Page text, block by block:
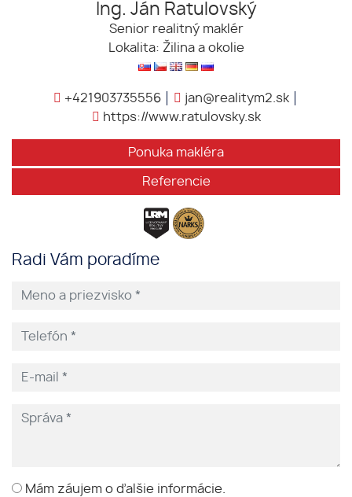
Ing. Ján Ratulovský
Senior realitný maklér
Lokalita: Žilina a okolie
+421903735556
jan@realitym2.sk
https://www.ratulovsky.sk
Ponuka makléra
Referencie
Radi Vám poradíme
Mám záujem o ďalšie informácie.